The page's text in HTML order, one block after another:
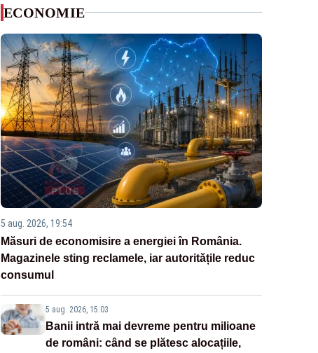
ECONOMIE
5 aug. 2026, 19:54
Măsuri de economisire a energiei în România.
Magazinele sting reclamele, iar autoritățile reduc
consumul
5 aug. 2026, 15:03
Banii intră mai devreme pentru milioane
de români: când se plătesc alocațiile,